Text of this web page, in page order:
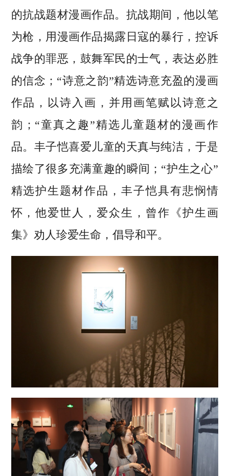
的抗战题材漫画作品。抗战期间，他以笔
为枪，用漫画作品揭露日寇的暴行，控诉
战争的罪恶，鼓舞军民的士气，表达必胜
的信念；“诗意之韵”精选诗意充盈的漫画
作品，以诗入画，并用画笔赋以诗意之
韵；“童真之趣”精选儿童题材的漫画作
品。丰子恺喜爱儿童的天真与纯洁，于是
描绘了很多充满童趣的瞬间；“护生之心”
精选护生题材作品，丰子恺具有悲悯情
怀，他爱世人，爱众生，曾作《护生画
集》劝人珍爱生命，倡导和平。